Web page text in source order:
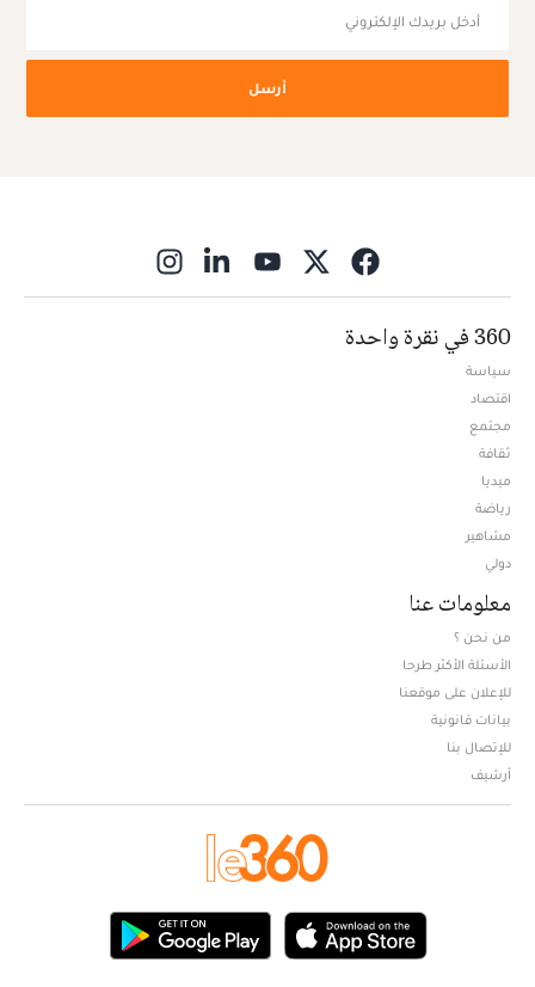
أرسل
360 في نقرة واحدة
سياسة
اقتصاد
مجتمع
ثقافة
ميديا
رياضة
مشاهير
دولي
معلومات عنا
من نحن ؟
الأسئلة الأكثر طرحا
للإعلان على موقعنا
بيانات قانونية
للإتصال بنا
أرشيف